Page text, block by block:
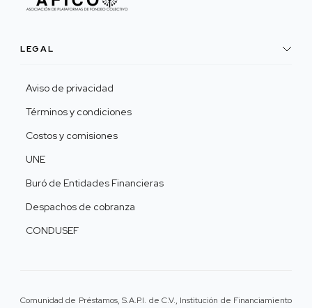
LEGAL
Aviso de privacidad
Términos y condiciones
Costos y comisiones
UNE
Buró de Entidades Financieras
Despachos de cobranza
CONDUSEF
Comunidad de Préstamos, S.A.P.I. de C.V., Institución de Financiamiento